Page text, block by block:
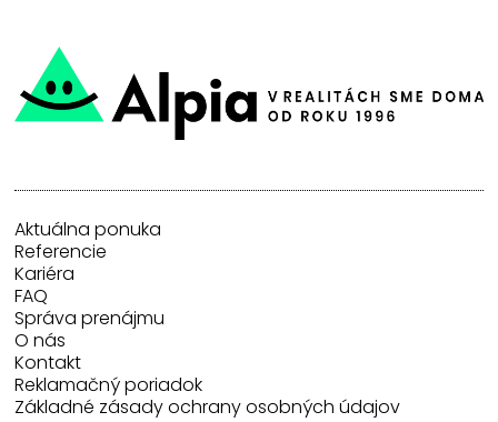
Aktuálna ponuka
Referencie
Kariéra
FAQ
Správa prenájmu
O nás
Kontakt
Reklamačný poriadok
Základné zásady ochrany osobných údajov